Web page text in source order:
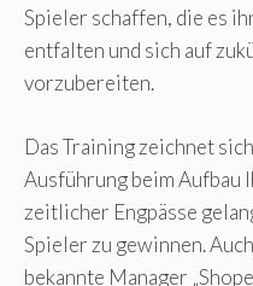
Spieler schaffen, die es
entfalten und sich auf
vorzubereiten.
Das Training zeichnet
Ausführung beim Aufbau
zeitlicher Engpässe
Spieler zu gewinnen.
bekannte Manager